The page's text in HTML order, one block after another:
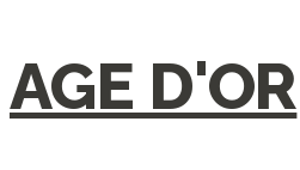
AGE D'OR